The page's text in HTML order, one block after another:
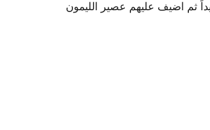
ثم اضيف عليهم عصير الليمون